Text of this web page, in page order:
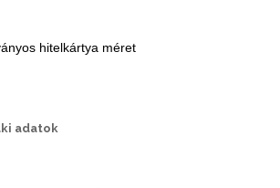
hitelkártya méret
adatok